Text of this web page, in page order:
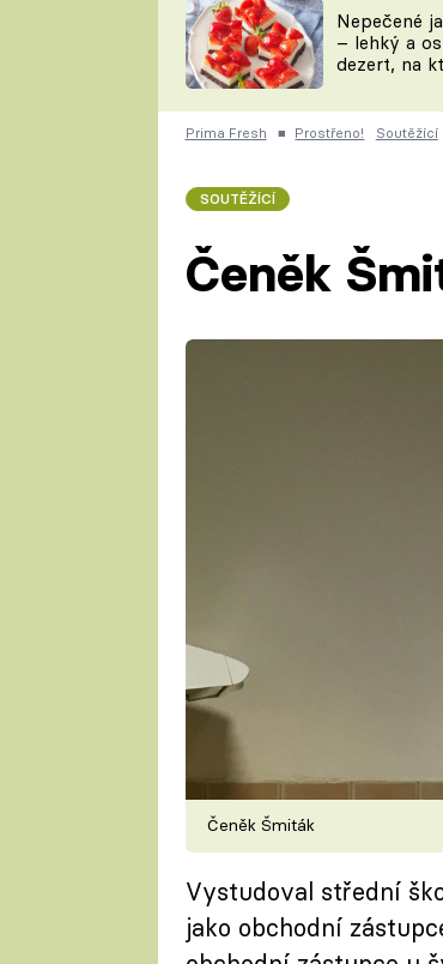
TEĎ
ČESKO
Nepečené
– lehký a
dezert, na
Prima Fresh ■ Prostřeno! Soutěžící
SOUTĚŽÍCÍ
Čeněk
Čeněk Šmiták
Vystudoval střední
jako obchodní